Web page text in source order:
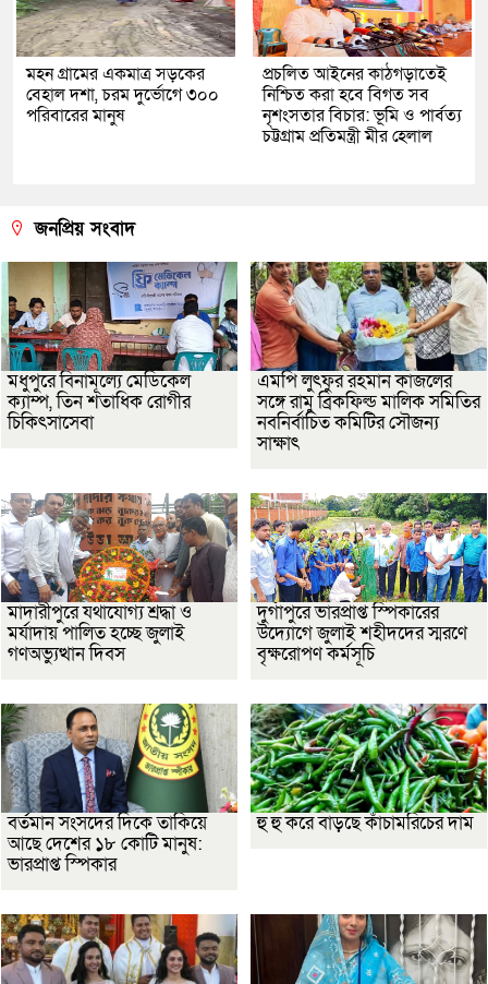
মহন গ্রামের একমাত্র সড়কের
বেহাল দশা, চরম দুর্ভোগে ৩০০
পরিবারের মানুষ
প্রচলিত আইনের কাঠগড়াতেই
নিশ্চিত করা হবে বিগত সব
নৃশংসতার বিচার: ভূমি ও পার্বত্য
চট্টগ্রাম প্রতিমন্ত্রী মীর হেলাল
জনপ্রিয় সংবাদ
মধুপুরে বিনামূল্যে মেডিকেল
ক্যাম্প, তিন শতাধিক রোগীর
চিকিৎসাসেবা
এমপি লুৎফুর রহমান কাজলের
সঙ্গে রামু ব্রিকফিল্ড মালিক সমিতির
নবনির্বাচিত কমিটির সৌজন্য
সাক্ষাৎ
মাদারীপুরে যথাযোগ্য শ্রদ্ধা ও
মর্যাদায় পালিত হচ্ছে জুলাই
গণঅভ্যুত্থান দিবস
দুর্গাপুরে ভারপ্রাপ্ত স্পিকারের
উদ্যোগে জুলাই শহীদদের স্মরণে
বৃক্ষরোপণ কর্মসূচি
বর্তমান সংসদের দিকে তাকিয়ে
আছে দেশের ১৮ কোটি মানুষ:
ভারপ্রাপ্ত স্পিকার
হু হু করে বাড়ছে কাঁচামরিচের দাম